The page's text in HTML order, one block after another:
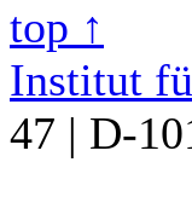
top ↑
Institut
47 | D-